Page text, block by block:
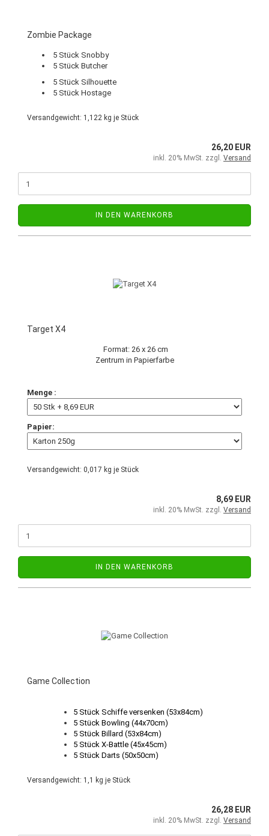
Zombie Package
5 Stück Snobby
5 Stück Butcher
5 Stück Silhouette
5 Stück Hostage
Versandgewicht: 1,122 kg je Stück
26,20 EUR
inkl. 20% MwSt. zzgl. Versand
IN DEN WARENKORB
Target X4
Format: 26 x 26 cm
Zentrum in Papierfarbe
Menge :
Papier:
Versandgewicht: 0,017 kg je Stück
8,69 EUR
inkl. 20% MwSt. zzgl. Versand
IN DEN WARENKORB
Game Collection
5 Stück Schiffe versenken (53x84cm)
5 Stück Bowling (44x70cm)
5 Stück Billard (53x84cm)
5 Stück X-Battle (45x45cm)
5 Stück Darts (50x50cm)
Versandgewicht: 1,1 kg je Stück
26,28 EUR
inkl. 20% MwSt. zzgl. Versand